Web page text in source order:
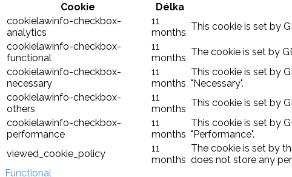
Cookie
Délka
cookielawinfo-checkbox-
analytics
11
months
This cookie is set by
cookielawinfo-checkbox-
functional
11
months
The cookie is set by
cookielawinfo-checkbox-
necessary
11
months
This cookie is set by
"Necessary".
cookielawinfo-checkbox-
others
11
months
This cookie is set by
cookielawinfo-checkbox-
performance
11
months
This cookie is set by
"Performance".
viewed_cookie_policy
11
months
The cookie is set by
does not store any
Functional